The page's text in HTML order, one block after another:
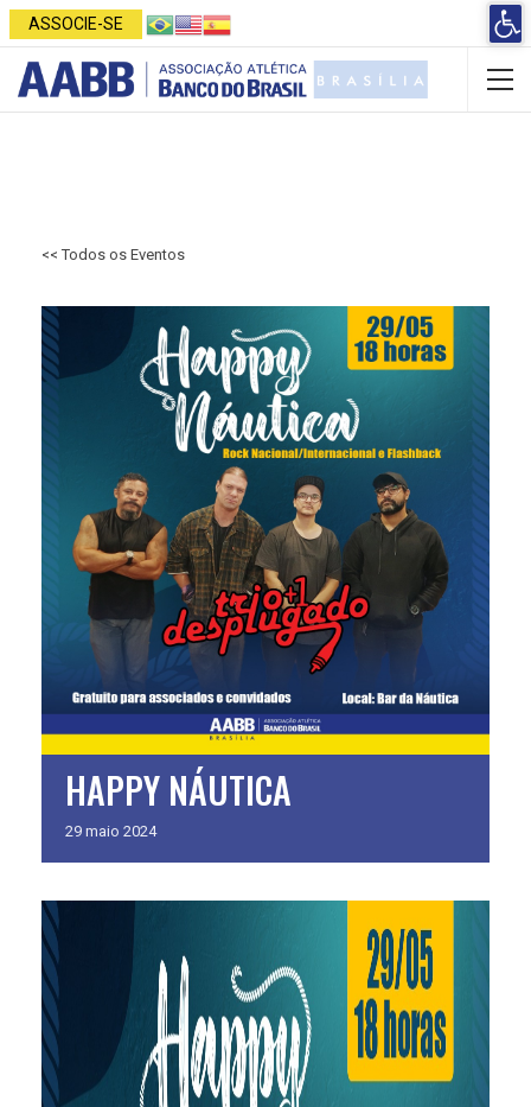
ASSOCIE-SE
<< Todos os Eventos
HAPPY NÁUTICA
29 maio 2024